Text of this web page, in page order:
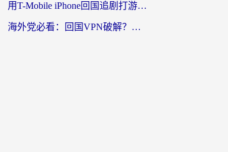
用T-Mobile iPhone回国追剧打游戏，我差点把手机砸了
海外党必看：回国VPN破解？别踩坑！3步选对加速器无缝刷国内资源